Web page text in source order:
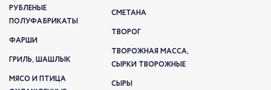
РУБЛЕНЫЕ
ПОЛУФАБРИКАТЫ
ФАРШИ
ГРИЛЬ, ШАШЛЫК
МЯСО И ПТИЦА
СМЕТАНА
ТВОРОГ
ТВОРОЖНАЯ МАССА,
СЫРКИ ТВОРОЖНЫЕ
СЫРЫ